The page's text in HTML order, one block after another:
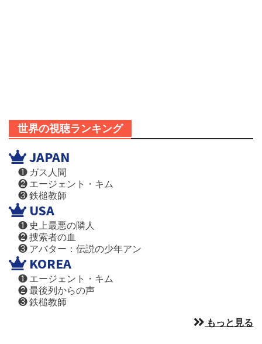
世界の視聴ランキング
JAPAN
❶ ガス人間
❷ エージェント・キム
❸ 鉄槌教師
USA
❶ 史上最悪の隣人
❷ 捜索者の血
❸ アバター：伝説の少年アン
KOREA
❶ エージェント・キム
❷ 最後列からの声
❸ 鉄槌教師
もっと見る